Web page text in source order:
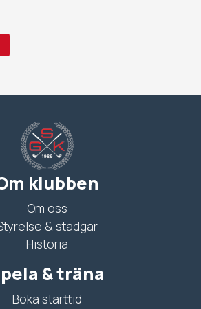
klubben
Om oss
& stadgar
Historia
& träna
Boka starttid